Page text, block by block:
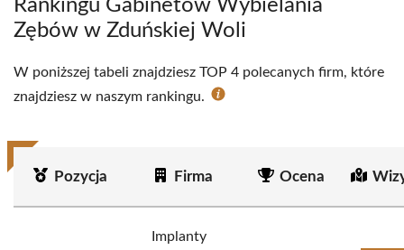
Rankingu Gabinetów Wybielania
Zębów w Zduńskiej Woli
W poniższej tabeli znajdziesz TOP 4 polecanych firm, które
znajdziesz w naszym rankingu.
Pozycja Firma Ocena
Implanty